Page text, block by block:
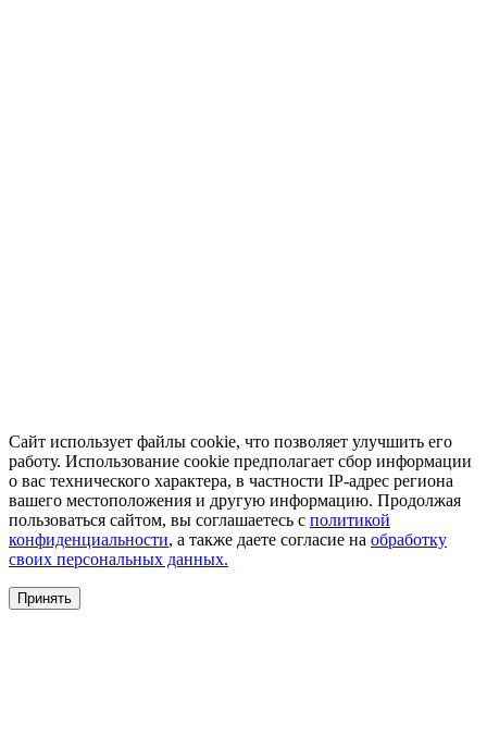
Сайт использует файлы cookie, что позволяет улучшить его
работу. Использование cookie предполагает сбор информации
о вас технического характера, в частности IP-адрес региона
вашего местоположения и другую информацию. Продолжая
пользоваться сайтом, вы соглашаетесь с политикой
конфиденциальности, а также даете согласие на обработку
своих персональных данных.
Принять